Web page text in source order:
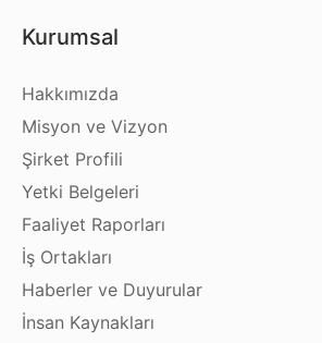
Kurumsal
Hakkımızda
Misyon ve Vizyon
Şirket Profili
Yetki Belgeleri
Faaliyet Raporları
İş Ortakları
Haberler ve Duyurular
İnsan Kaynakları